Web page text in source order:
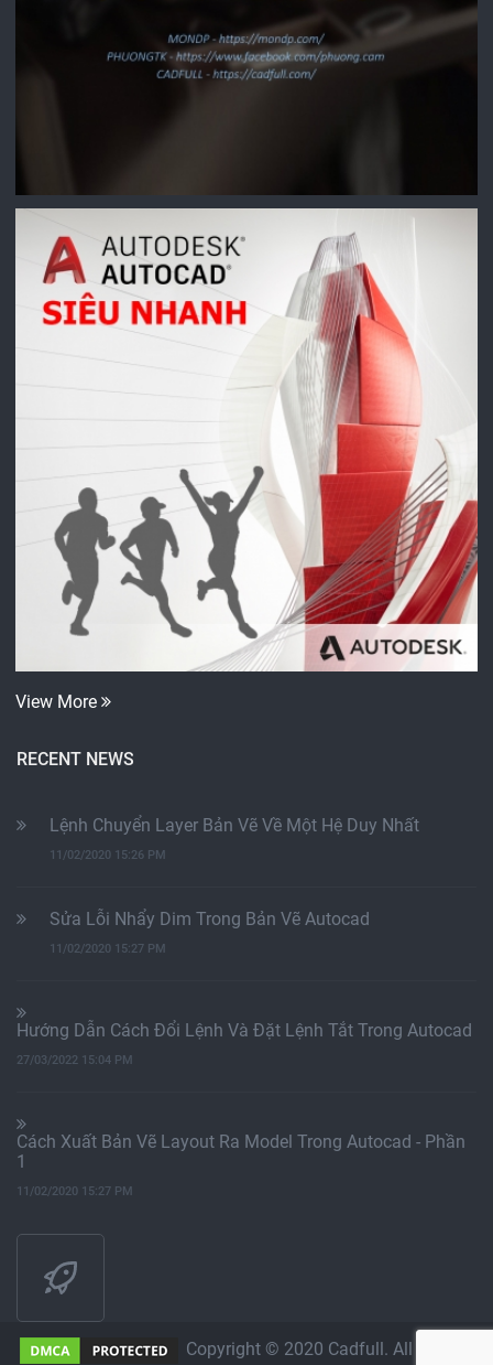
View More
RECENT NEWS
Lệnh Chuyển Layer Bản Vẽ Về Một Hệ Duy Nhất
11/02/2020 15:26 PM
Sửa Lỗi Nhẩy Dim Trong Bản Vẽ Autocad
11/02/2020 15:27 PM
Hướng Dẫn Cách Đổi Lệnh Và Đặt Lệnh Tắt Trong Autocad
27/03/2022 15:04 PM
Cách Xuất Bản Vẽ Layout Ra Model Trong Autocad - Phần
1
11/02/2020 15:27 PM
Copyright © 2020 Cadfull. All Rights